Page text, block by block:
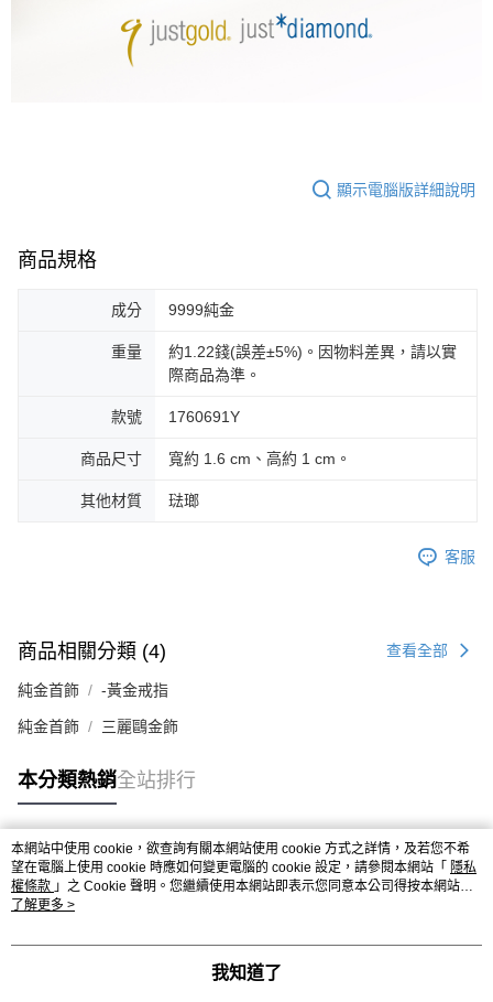
顯示電腦版詳細說明
商品規格
成分 9999純金
重量
約1.22錢(誤差±5%)。因物料差異，請以實
際商品為準。
款號 1760691Y
商品尺寸 寬約 1.6 cm、高約 1 cm。
其他材質 琺瑯
客服
商品相關分類 (4) 查看全部
純金首飾 -黃金戒指
純金首飾 三麗鷗金飾
本分類熱銷全站排行
熱門標籤
本網站中使用 cookie，欲查詢有關本網站使用 cookie 方式之詳情，及若您不希
望在電腦上使用 cookie 時應如何變更電腦的 cookie 設定，請參閱本網站「 隱私
權條款 」之 Cookie 聲明。您繼續使用本網站即表示您同意本公司得按本網站使
用條款之 Cookie 聲明使用 cookie。
了解更多 >
我知道了